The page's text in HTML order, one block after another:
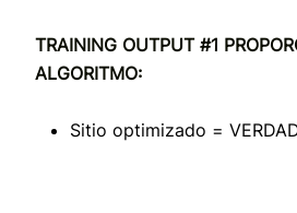
TRAINING OUTPUT #1
ALGORITMO:
Sitio optimizado =